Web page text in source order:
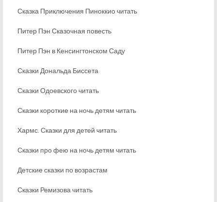
Сказка Приключения Пиноккио читать
Питер Пэн Сказочная повесть
Питер Пэн в Кенсингтонском Саду
Сказки Дональда Биссета
Сказки Одоевского читать
Сказки короткие на ночь детям читать
Хармс. Сказки для детей читать
Сказки про фею на ночь детям читать
Детские сказки по возрастам
Сказки Ремизова читать